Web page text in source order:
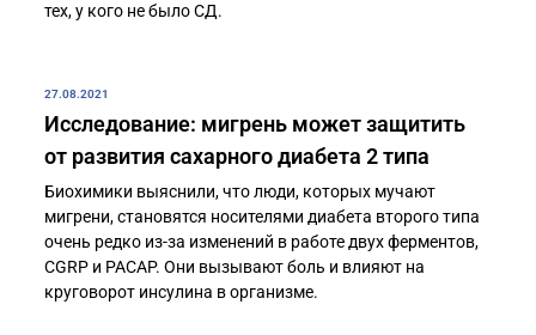
тех, у кого не было СД.
27.08.2021
Исследование: мигрень может защитить
от развития сахарного диабета 2 типа
Биохимики выяснили, что люди, которых мучают
мигрени, становятся носителями диабета второго типа
очень редко из-за изменений в работе двух ферментов,
CGRP и PACAP. Они вызывают боль и влияют на
круговорот инсулина в организме.